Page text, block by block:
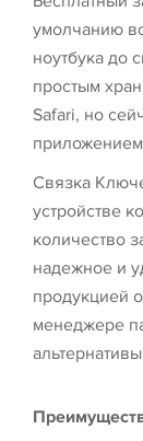
умолчанию
ноутбука до
простым
Safari, но
Связка
устройстве
количество
надежное и
продукцией
менеджере